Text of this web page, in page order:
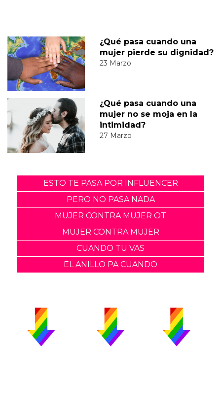
¿Qué pasa cuando una
mujer pierde su dignidad?
23 Marzo
¿Qué pasa cuando una
mujer no se moja en la
intimidad?
27 Marzo
ESTO TE PASA POR INFLUENCER
PERO NO PASA NADA
MUJER CONTRA MUJER OT
MUJER CONTRA MUJER
CUANDO TU VAS
EL ANILLO PA CUANDO